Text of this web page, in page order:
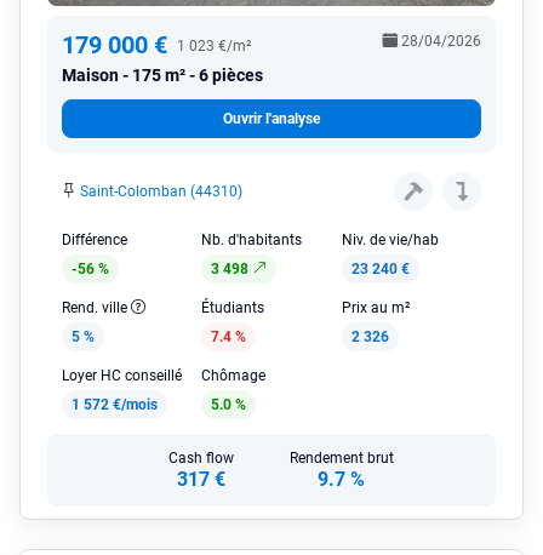
179 000 € 1 023 €/m²
Maison 175 m² - 6 pièces
28/04/2026
Ouvrir l'analyse
Saint-Colomban (44310)
Différence
-56 %
Nb. d'habitants
3 498
Niv. de vie/hab
23 240 €
Rend. ville
5 %
Étudiants
7.4 %
Prix au m²
2 326
Loyer HC conseillé
1 572 €/mois
Chômage
5.0 %
Cash flow
317 €
Rendement brut
9.7 %